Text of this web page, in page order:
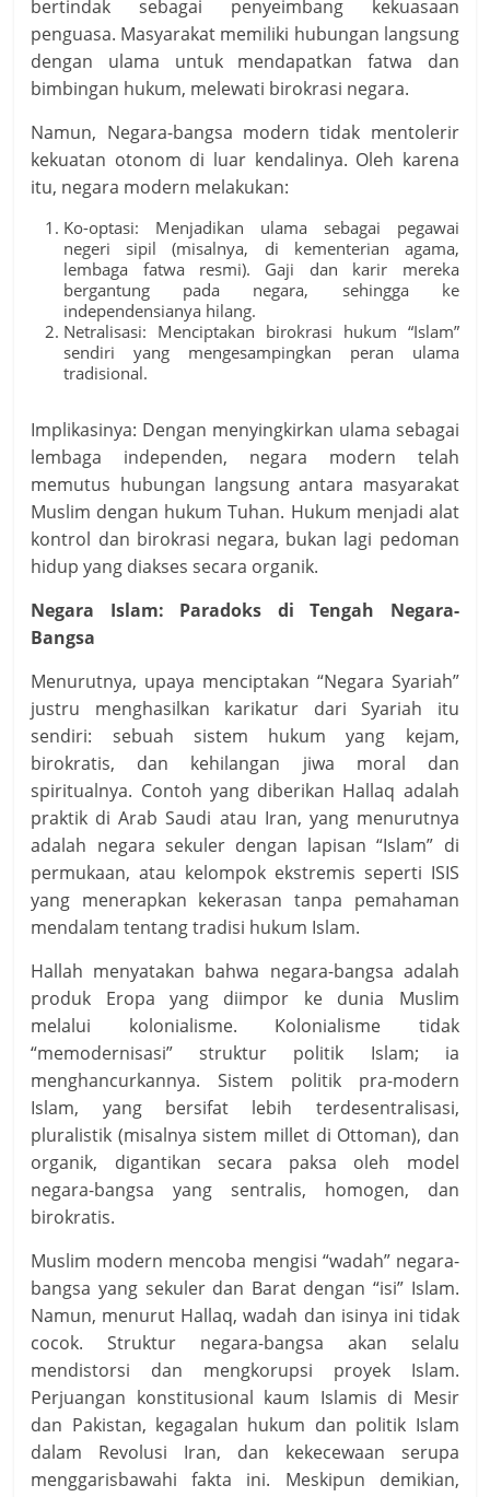
bertindak sebagai penyeimbang kekuasaan
penguasa. Masyarakat memiliki hubungan langsung
dengan ulama untuk mendapatkan fatwa dan
bimbingan hukum, melewati birokrasi negara.
Namun, Negara-bangsa modern tidak mentolerir
kekuatan otonom di luar kendalinya. Oleh karena
itu, negara modern melakukan:
Ko-optasi: Menjadikan ulama sebagai pegawai
negeri sipil (misalnya, di kementerian agama,
lembaga fatwa resmi). Gaji dan karir mereka
bergantung pada negara, sehingga ke
independensianya hilang.
Netralisasi: Menciptakan birokrasi hukum “Islam”
sendiri yang mengesampingkan peran ulama
tradisional.
Implikasinya: Dengan menyingkirkan ulama sebagai
lembaga independen, negara modern telah
memutus hubungan langsung antara masyarakat
Muslim dengan hukum Tuhan. Hukum menjadi alat
kontrol dan birokrasi negara, bukan lagi pedoman
hidup yang diakses secara organik.
Negara Islam: Paradoks di Tengah Negara-
Bangsa
Menurutnya, upaya menciptakan “Negara Syariah”
justru menghasilkan karikatur dari Syariah itu
sendiri: sebuah sistem hukum yang kejam,
birokratis, dan kehilangan jiwa moral dan
spiritualnya. Contoh yang diberikan Hallaq adalah
praktik di Arab Saudi atau Iran, yang menurutnya
adalah negara sekuler dengan lapisan “Islam” di
permukaan, atau kelompok ekstremis seperti ISIS
yang menerapkan kekerasan tanpa pemahaman
mendalam tentang tradisi hukum Islam.
Hallah menyatakan bahwa negara-bangsa adalah
produk Eropa yang diimpor ke dunia Muslim
melalui kolonialisme. Kolonialisme tidak
“memodernisasi” struktur politik Islam; ia
menghancurkannya. Sistem politik pra-modern
Islam, yang bersifat lebih terdesentralisasi,
pluralistik (misalnya sistem millet di Ottoman), dan
organik, digantikan secara paksa oleh model
negara-bangsa yang sentralis, homogen, dan
birokratis.
Muslim modern mencoba mengisi “wadah” negara-
bangsa yang sekuler dan Barat dengan “isi” Islam.
Namun, menurut Hallaq, wadah dan isinya ini tidak
cocok. Struktur negara-bangsa akan selalu
mendistorsi dan mengkorupsi proyek Islam.
Perjuangan konstitusional kaum Islamis di Mesir
dan Pakistan, kegagalan hukum dan politik Islam
dalam Revolusi Iran, dan kekecewaan serupa
menggarisbawahi fakta ini. Meskipun demikian,